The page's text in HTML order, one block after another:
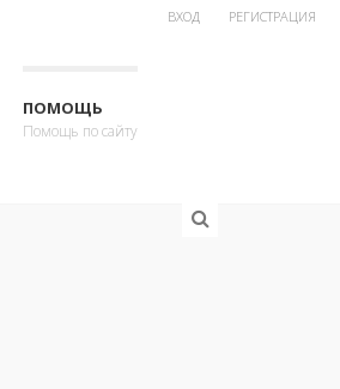
ВХОД РЕГИСТРАЦИЯ
ПОМОЩЬ
Помощь по сайту